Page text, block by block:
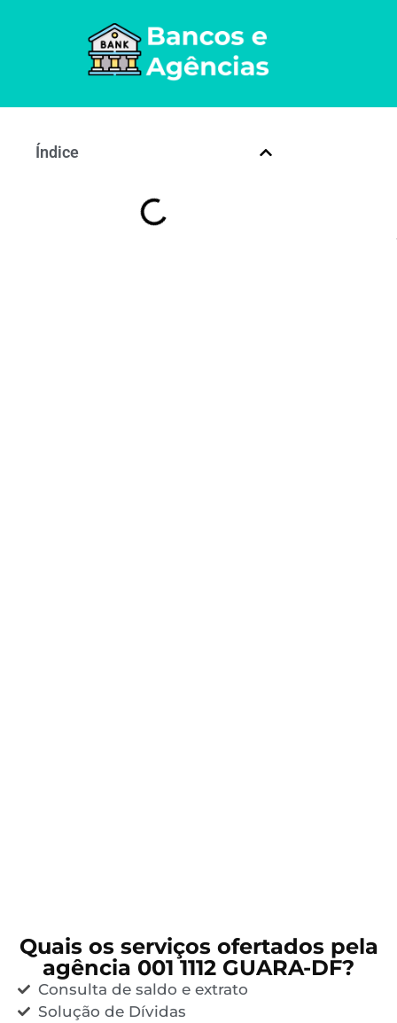
Índice
Quais os serviços ofertados pela
agência 001 1112 GUARA-DF?
Consulta de saldo e extrato
Solução de Dívidas